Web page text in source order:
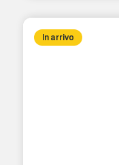
In arrivo